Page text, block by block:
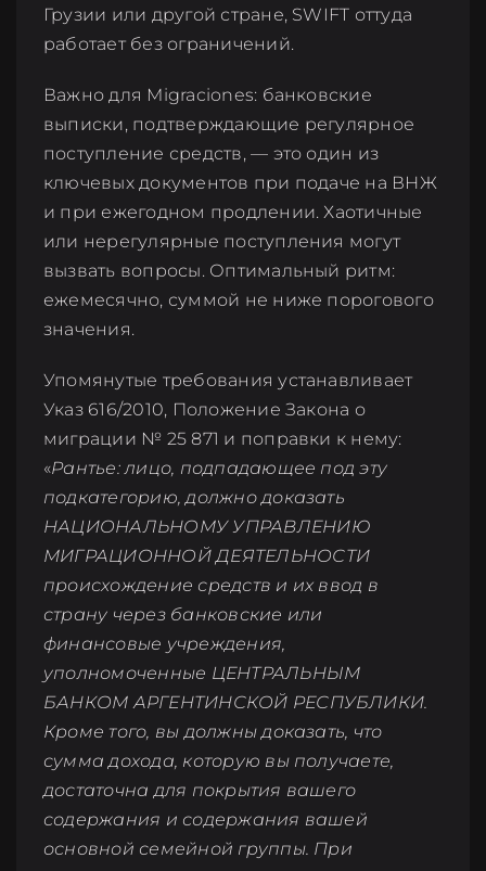
Грузии или другой стране, SWIFT оттуда
работает без ограничений.
Важно для Migraciones: банковские
выписки, подтверждающие регулярное
поступление средств, — это один из
ключевых документов при подаче на ВНЖ
и при ежегодном продлении. Хаотичные
или нерегулярные поступления могут
вызвать вопросы. Оптимальный ритм:
ежемесячно, суммой не ниже порогового
значения.
Упомянутые требования устанавливает
Указ 616/2010, Положение Закона о
миграции № 25 871 и поправки к нему:
«Рантье: лицо, подпадающее под эту
подкатегорию, должно доказать
НАЦИОНАЛЬНОМУ УПРАВЛЕНИЮ
МИГРАЦИОННОЙ ДЕЯТЕЛЬНОСТИ
происхождение средств и их ввод в
страну через банковские или
финансовые учреждения,
уполномоченные ЦЕНТРАЛЬНЫМ
БАНКОМ АРГЕНТИНСКОЙ РЕСПУБЛИКИ.
Кроме того, вы должны доказать, что
сумма дохода, которую вы получаете,
достаточна для покрытия вашего
содержания и содержания вашей
основной семейной группы. При